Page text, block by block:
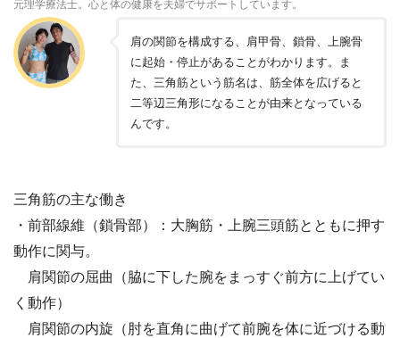
元理学療法士。心と体の健康を夫婦でサポートしています。
肩の関節を構成する、肩甲骨、鎖骨、上腕骨
に起始・停止があることがわかります。ま
た、三角筋という筋名は、筋全体を広げると
二等辺三角形になることが由来となっている
んです。
三角筋の主な働き
・前部線維（鎖骨部）：大胸筋・上腕三頭筋とともに押す
動作に関与。
肩関節の屈曲（脇に下した腕をまっすぐ前方に上げてい
く動作）
肩関節の内旋（肘を直角に曲げて前腕を体に近づける動